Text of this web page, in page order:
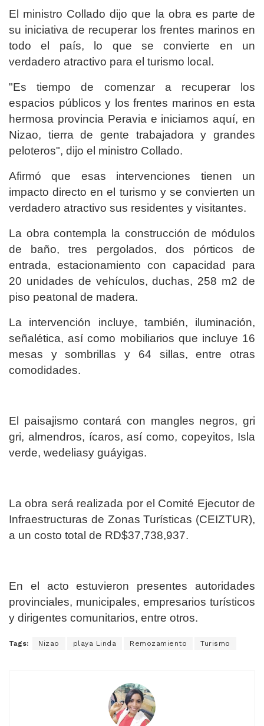
El ministro Collado dijo que la obra es parte de
su iniciativa de recuperar los frentes marinos en
todo el país, lo que se convierte en un
verdadero atractivo para el turismo local.
"Es tiempo de comenzar a recuperar los
espacios públicos y los frentes marinos en esta
hermosa provincia Peravia e iniciamos aquí, en
Nizao, tierra de gente trabajadora y grandes
peloteros", dijo el ministro Collado.
Afirmó que esas intervenciones tienen un
impacto directo en el turismo y se convierten un
verdadero atractivo sus residentes y visitantes.
La obra contempla la construcción de módulos
de baño, tres pergolados, dos pórticos de
entrada, estacionamiento con capacidad para
20 unidades de vehículos, duchas, 258 m2 de
piso peatonal de madera.
La intervención incluye, también, iluminación,
señalética, así como mobiliarios que incluye 16
mesas y sombrillas y 64 sillas, entre otras
comodidades.
El paisajismo contará con mangles negros, gri
gri, almendros, ícaros, así como, copeyitos, Isla
verde, wedeliasy guáyigas.
La obra será realizada por el Comité Ejecutor de
Infraestructuras de Zonas Turísticas (CEIZTUR),
a un costo total de RD$37,738,937.
En el acto estuvieron presentes autoridades
provinciales, municipales, empresarios turísticos
y dirigentes comunitarios, entre otros.
Tags: Nizao playa Linda Remozamiento Turismo